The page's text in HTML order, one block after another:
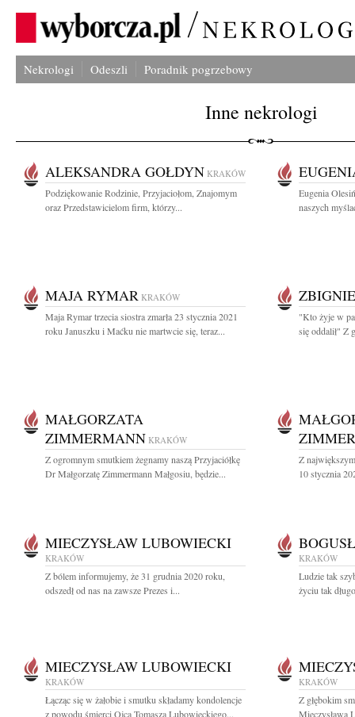
Nekrologi Odeszli Poradnik pogrzebowy
Inne nekrologi
ALEKSANDRA GOŁDYN KRAKÓW
Podziękowanie Rodzinie, Przyjaciołom, Znajomym
oraz Przedstawicielom firm, którzy...
Eugenia
naszych
MAJA RYMAR KRAKÓW
Maja Rymar trzecia siostra zmarła 23 stycznia 2021
roku Januszku i Maćku nie martwcie się, teraz...
"Kto żyje w
się oddalił" Z
MAŁGORZATA
ZIMMERMANN KRAKÓW
Z ogromnym smutkiem żegnamy naszą Przyjaciółkę
Dr Małgorzatę Zimmermann Małgosiu, będzie...
Z
10 stycznia
MIECZYSŁAW LUBOWIECKI
KRAKÓW
Z bólem informujemy, że 31 grudnia 2020 roku,
odszedł od nas na zawsze Prezes i...
KRAKÓW
Ludzie tak
życiu tak
MIECZYSŁAW LUBOWIECKI
KRAKÓW
Łącząc się w żałobie i smutku składamy kondolencje
z powodu śmierci Ojca Tomasza Lubowieckiego...
KRAKÓW
Z głębokim
Mieczysława